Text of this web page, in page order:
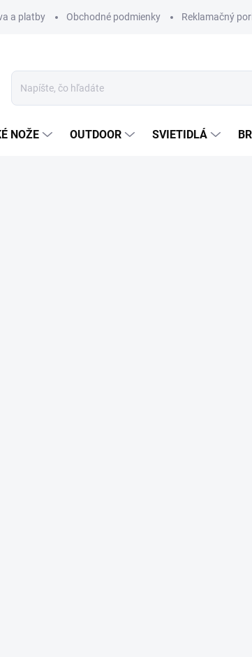
a platby Obchodné podmienky Reklamačný
NOŽE OUTDOOR SVIETIDLÁ